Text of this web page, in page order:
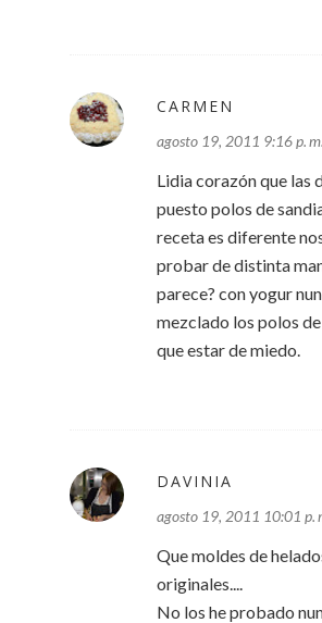
CARMEN
agosto 19, 2011 9:16 p. m.
Lidia corazón que las
puesto polos de
receta es diferente
probar de distinta
parece? con yogur
mezclado los polos
que estar de miedo.
DAVINIA
agosto 19, 2011 10:01 p.
Que moldes de
originales....
No los he probado